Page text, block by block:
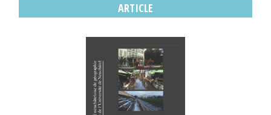
ARTICLE